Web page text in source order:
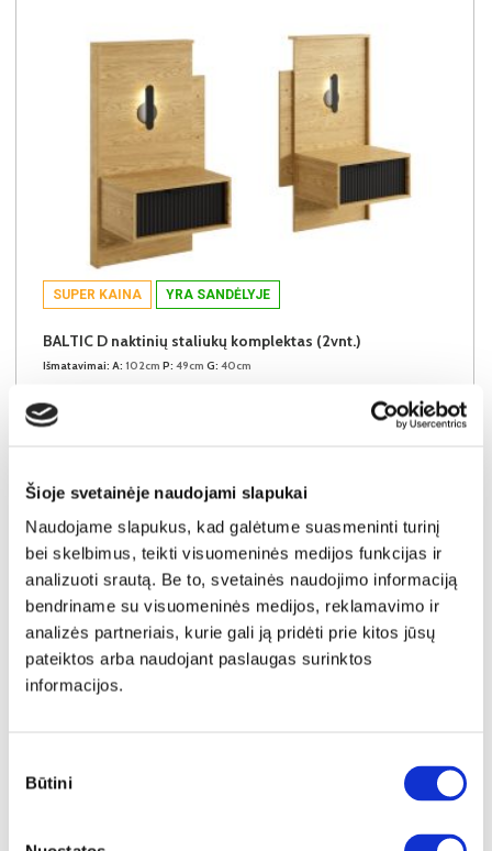
Šioje svetainėje naudojami slapukai
Naudojame slapukus, kad galėtume suasmeninti turinį
bei skelbimus, teikti visuomeninės medijos funkcijas ir
analizuoti srautą. Be to, svetainės naudojimo informaciją
bendriname su visuomeninės medijos, reklamavimo ir
analizės partneriais, kurie gali ją pridėti prie kitos jūsų
pateiktos arba naudojant paslaugas surinktos
informacijos.
pasirinkimas
Būtini
SUPER KAINA YRA SANDĖLYJE
BALTIC D naktinių staliukų komplektas (2vnt.)
Išmatavimai: A: 102cm P: 49cm G: 40cm
Pritaikyta nuolaida
Kaina galioja sandėlyje esančioms prekėms
149€
Į krepšelį